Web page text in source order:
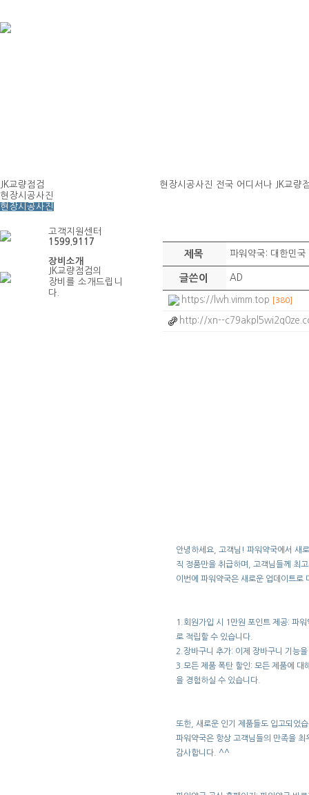
JK교량점검
현장시공사진
현장시공사진
고객지원센터
1599.9117
장비소개
JK교량점검의
장비를 소개드립니
다.
현장시공사진 전국 어디서나 JK교량
제목 파워약국: 대한민
글쓴이 AD
https://lwh.vimm.top [380]
http://xn--
안녕하세요, 고객님! 파워약국에서 새
직 정품만을 취급하며, 고객님들께 최
이번에 파워약국은 새로운 업데이트로
1.회원가입 시 1만원 포인트 제공: 파
로 적립할 수 있습니다.
2.장바구니 추가: 이제 장바구니 기능
3.모든 제품 폭탄 할인: 모든 제품에
을 경험하실 수 있습니다.
또한, 새로운 인기 제품들도 입고되었
파워약국은 항상 고객님들의 만족을
감사합니다. ^^